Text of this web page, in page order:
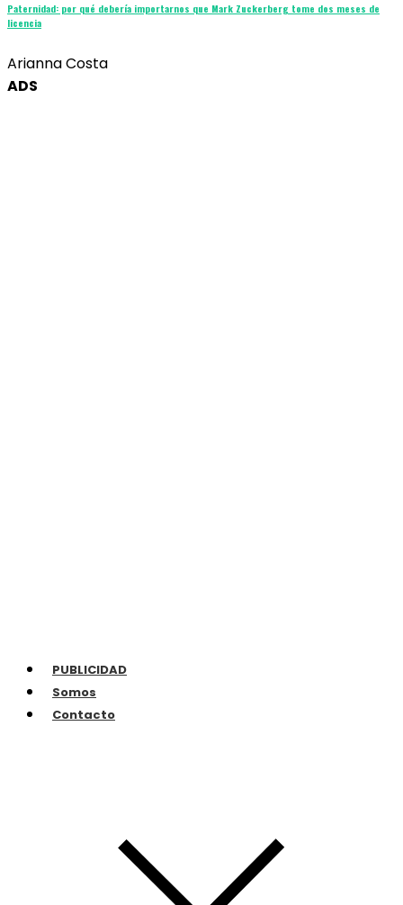
Paternidad: por qué debería importarnos que Mark Zuckerberg tome dos meses de
licencia
Arianna Costa
ADS
PUBLICIDAD
Somos
Contacto